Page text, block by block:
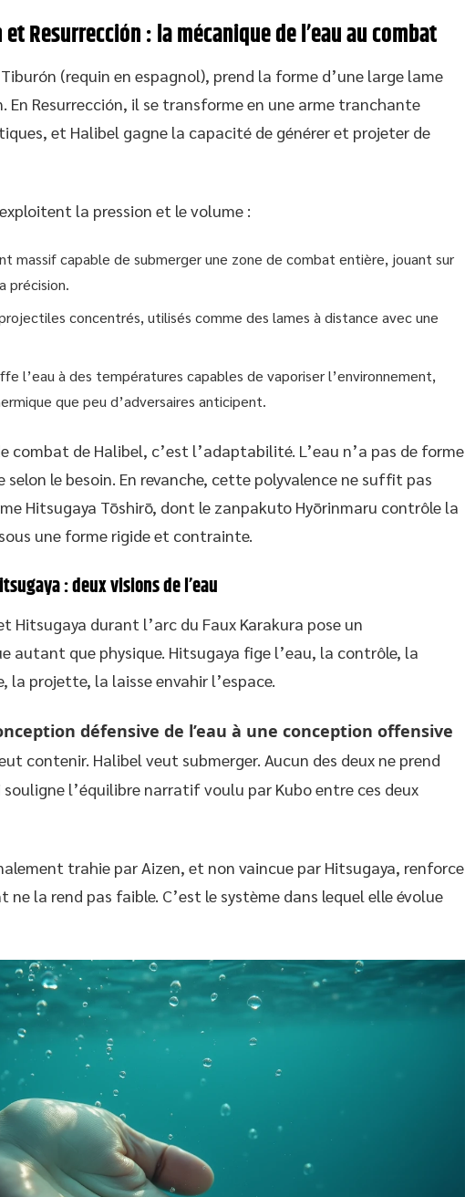
Resurrección : la mécanique de l’eau au combat
(requin en espagnol), prend la forme d’une large lame
En Resurrección, il se transforme en une arme tranchante
et Halibel gagne la capacité de générer et projeter de
la pression et le volume :
massif capable de submerger une zone de combat entière, jouant sur
précision.
concentrés, utilisés comme des lames à distance avec une
l’eau à des températures capables de vaporiser l’environnement,
que peu d’adversaires anticipent.
combat de Halibel, c’est l’adaptabilité. L’eau n’a pas de forme
selon le besoin. En revanche, cette polyvalence ne suffit pas
Hitsugaya Tōshirō, dont le zanpakuto Hyōrinmaru contrôle la
une forme rigide et contrainte.
: deux visions de l’eau
Hitsugaya durant l’arc du Faux Karakura pose un
que physique. Hitsugaya fige l’eau, la contrôle, la
la projette, la laisse envahir l’espace.
défensive de l’eau à une conception offensive
contenir. Halibel veut submerger. Aucun des deux ne prend
l’équilibre narratif voulu par Kubo entre ces deux
trahie par Aizen, et non vaincue par Hitsugaya, renforce
ne la rend pas faible. C’est le système dans lequel elle évolue